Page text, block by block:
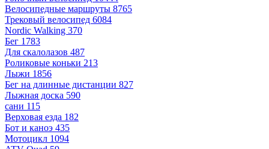
Велосипедные маршруты 8765
Трековый велосипед 6084
Nordic Walking 370
Бег 1783
Для скалолазов 487
Роликовые коньки 213
Лыжи 1856
Бег на длинные дистанции 827
Лыжная доска 590
сани 115
Верховая езда 182
Бот и каноэ 435
Мотоцикл 1094